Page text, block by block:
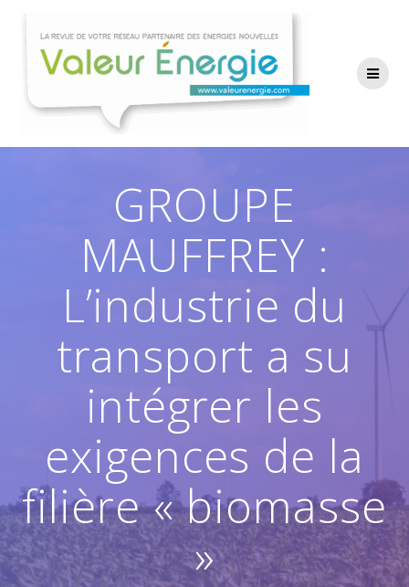
contenu
GROUPE
MAUFFREY :
L’industrie du
transport a su
intégrer les
exigences de la
filière « biomasse
»